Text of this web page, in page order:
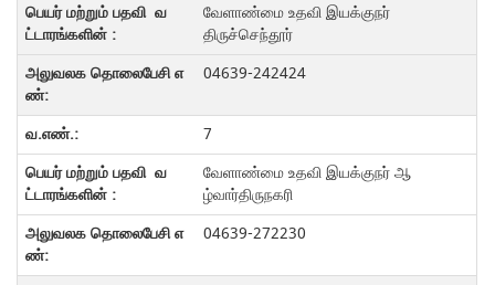
வேளாண்மை உதவி இயக்குநர்
திருச்செந்தூர்
04639-242424
7
வேளாண்மை உதவி இயக்குநர் ஆ
ழ்வார்திருநகரி
04639-272230